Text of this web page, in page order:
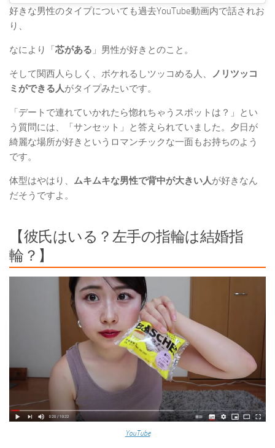
好きな男性のタイプについても過去YouTube動画内で話されお
り、
なにより「芯がある 」男性が好きとのこと。
そして関西人らしく、ボケれるしツッコめる人、
ノリツッコ
ミができる人がタイプみたいです。
「デートで連れていかれたら惚れちゃうスポットは？」とい
う質問には、「サンセット」と答えられていました。夕日が
綺麗な場所が好きというロマンチックな一面もお持ちのよう
です。
体型はやはり、 ムキムキな男性で背中が大きい人が好き なん
だそうですよ。
【彼氏はいる？左手の指輪は結婚指
輪？】
YouTube